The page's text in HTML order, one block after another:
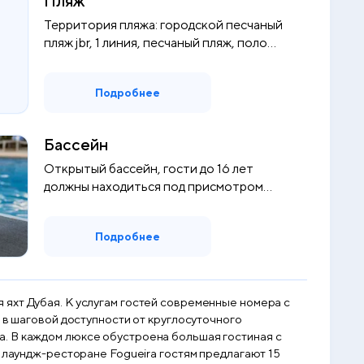
Территория пляжа: городской песчаный
пляж jbr, 1 линия, песчаный пляж, поло...
Подробнее
Бассейн
Открытый бассейн, гости до 16 лет
должны находиться под присмотром
Подробнее
Дубая. К услугам гостей современные номера с
доступности от круглосуточного
В каждом люксе обустроена большая гостиная с